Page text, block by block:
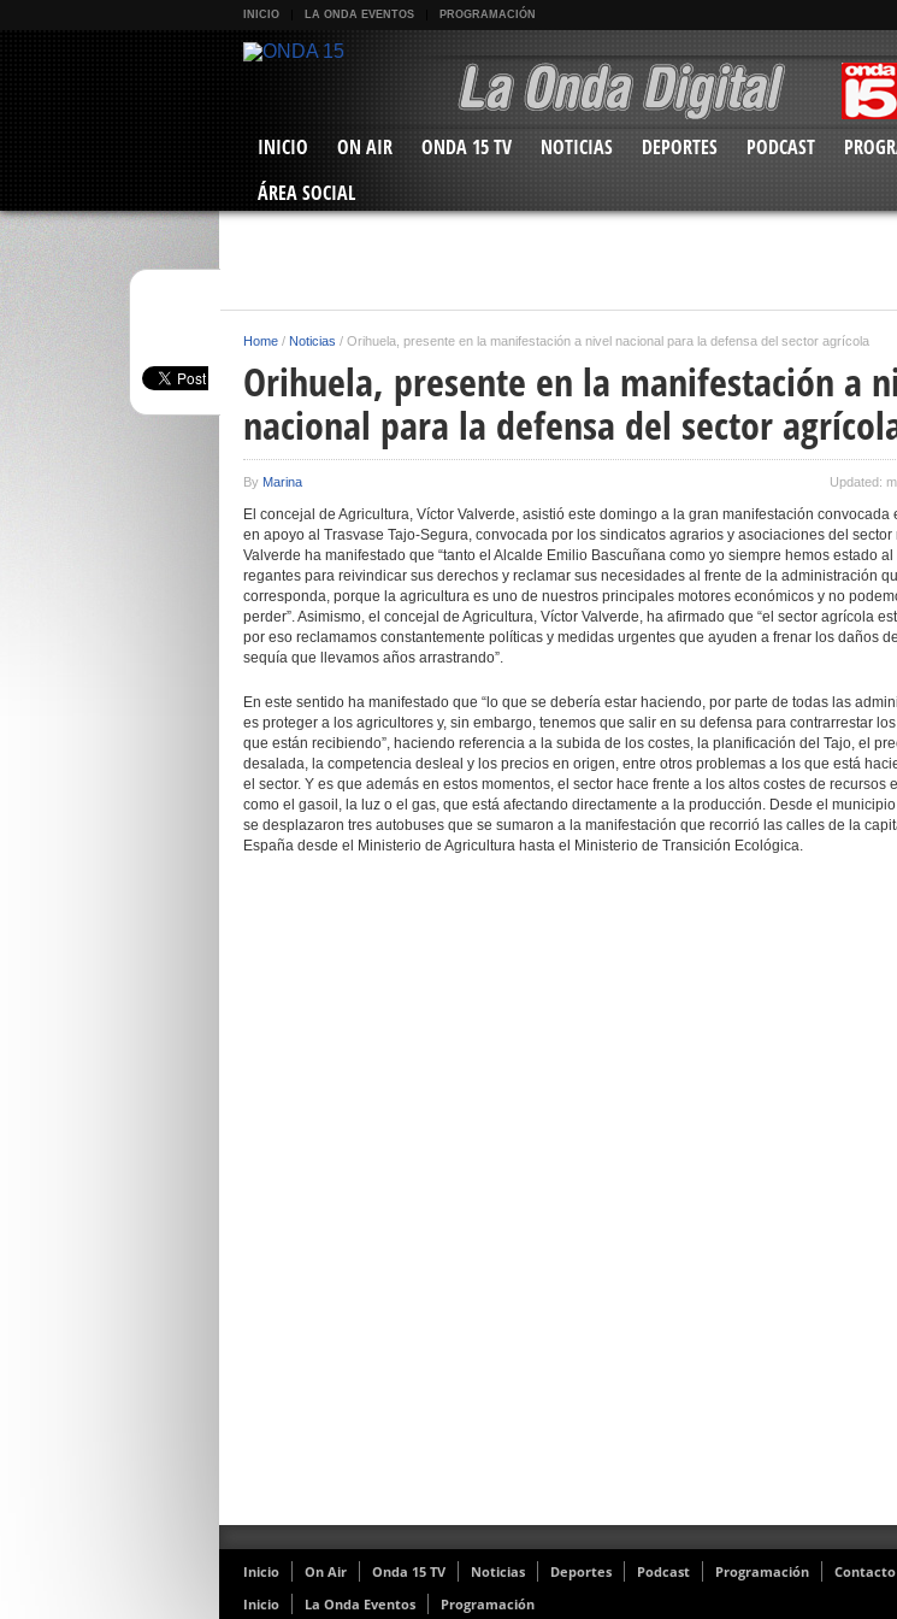
INICIO LA ONDA EVENTOS PROGRAMACIÓN
INICIO ON AIR ONDA 15 TV NOTICIAS DEPORTES PODCAST
ÁREA SOCIAL
Home / Noticias / Orihuela, presente en la manifestación a nivel nacional para la defensa del sector agrícola
Orihuela, presente en la manifestación a
nacional para la defensa del sector
By Marina Updated:
El concejal de Agricultura, Víctor Valverde, asistió este domingo a la gran manifestación convocada
en apoyo al Trasvase Tajo-Segura, convocada por los sindicatos agrarios y asociaciones del sector
Valverde ha manifestado que “tanto el Alcalde Emilio Bascuñana como yo siempre hemos estado
regantes para reivindicar sus derechos y reclamar sus necesidades al frente de la administración
corresponda, porque la agricultura es uno de nuestros principales motores económicos y no
perder”. Asimismo, el concejal de Agricultura, Víctor Valverde, ha afirmado que “el sector agrícola
por eso reclamamos constantemente políticas y medidas urgentes que ayuden a frenar los daños
sequía que llevamos años arrastrando”.
En este sentido ha manifestado que “lo que se debería estar haciendo, por parte de todas las
es proteger a los agricultores y, sin embargo, tenemos que salir en su defensa para contrarrestar
que están recibiendo”, haciendo referencia a la subida de los costes, la planificación del Tajo, el
desalada, la competencia desleal y los precios en origen, entre otros problemas a los que está
el sector. Y es que además en estos momentos, el sector hace frente a los altos costes de recursos
como el gasoil, la luz o el gas, que está afectando directamente a la producción. Desde el
se desplazaron tres autobuses que se sumaron a la manifestación que recorrió las calles de la
España desde el Ministerio de Agricultura hasta el Ministerio de Transición Ecológica.
Inicio On Air Onda 15 TV Noticias Deportes Podcast Programación Contacto
Inicio
La Onda Eventos Programación